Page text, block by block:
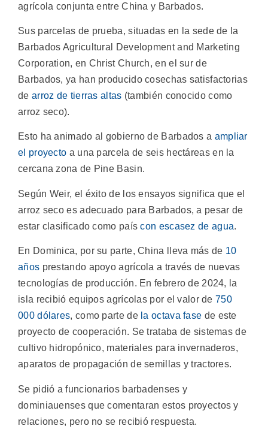
agrícola conjunta entre China y Barbados.
Sus parcelas de prueba, situadas en la sede de la
Barbados Agricultural Development and Marketing
Corporation, en Christ Church, en el sur de
Barbados, ya han producido cosechas satisfactorias
de arroz de tierras altas (también conocido como
arroz seco).
Esto ha animado al gobierno de Barbados a ampliar
el proyecto a una parcela de seis hectáreas en la
cercana zona de Pine Basin.
Según Weir, el éxito de los ensayos significa que el
arroz seco es adecuado para Barbados, a pesar de
estar clasificado como paíscon escasez de agua.
En Dominica, por su parte, China lleva más de 10
años prestando apoyo agrícola a través de nuevas
tecnologías de producción. En febrero de 2024, la
isla recibió equipos agrícolas por el valor de750
000 dólares, como parte de la octava fase de este
proyecto de cooperación. Se trataba de sistemas de
cultivo hidropónico, materiales para invernaderos,
aparatos de propagación de semillas y tractores.
​​Se pidió a funcionarios barbadenses y
dominiauenses que comentaran estos proyectos y
relaciones, pero no se recibió respuesta.